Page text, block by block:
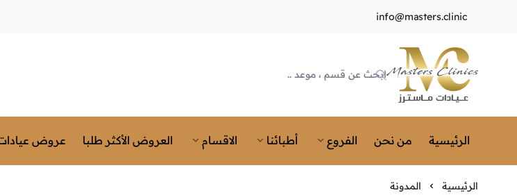
info@masters.clinic
Masters Clinics
الرئيسية من نحن الفروع أطبائنا الاقسام العروض الأكثر طلبا عروض
الرئيسية المدونة